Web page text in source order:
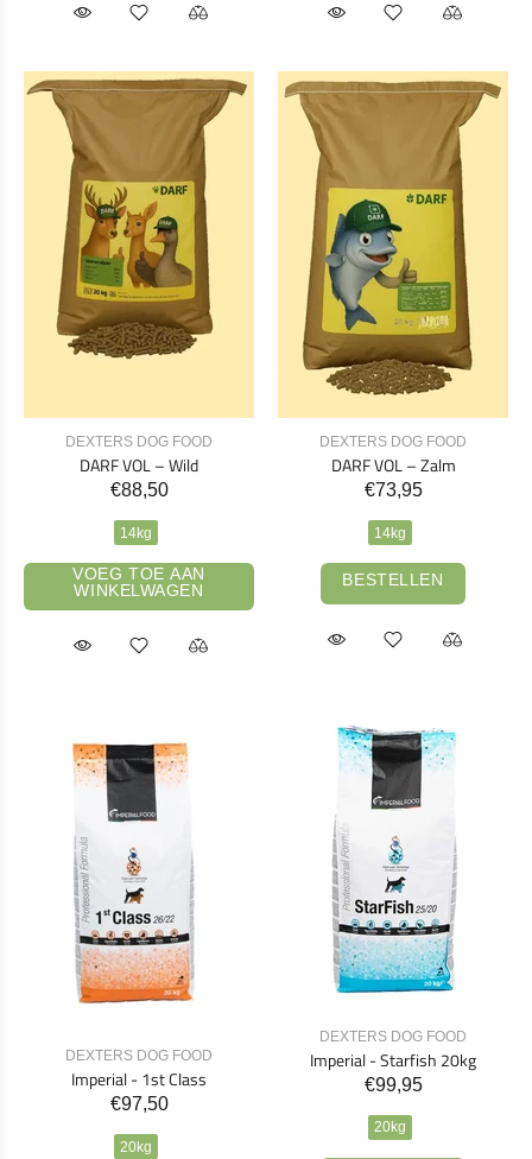
DEXTERS DOG FOOD
DARF VOL – Wild
€88,50
14kg
VOEG TOE AAN
WINKELWAGEN
DEXTERS DOG FOOD
DARF VOL – Zalm
€73,95
14kg
BESTELLEN
DEXTERS DOG FOOD
Imperial - 1st Class
€97,50
20kg
DEXTERS DOG FOOD
Imperial - Starfish 20kg
€99,95
20kg